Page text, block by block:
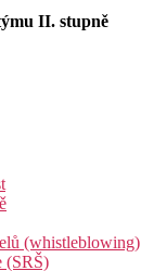
II. stupně
(whistleblowing)
(SRŠ)